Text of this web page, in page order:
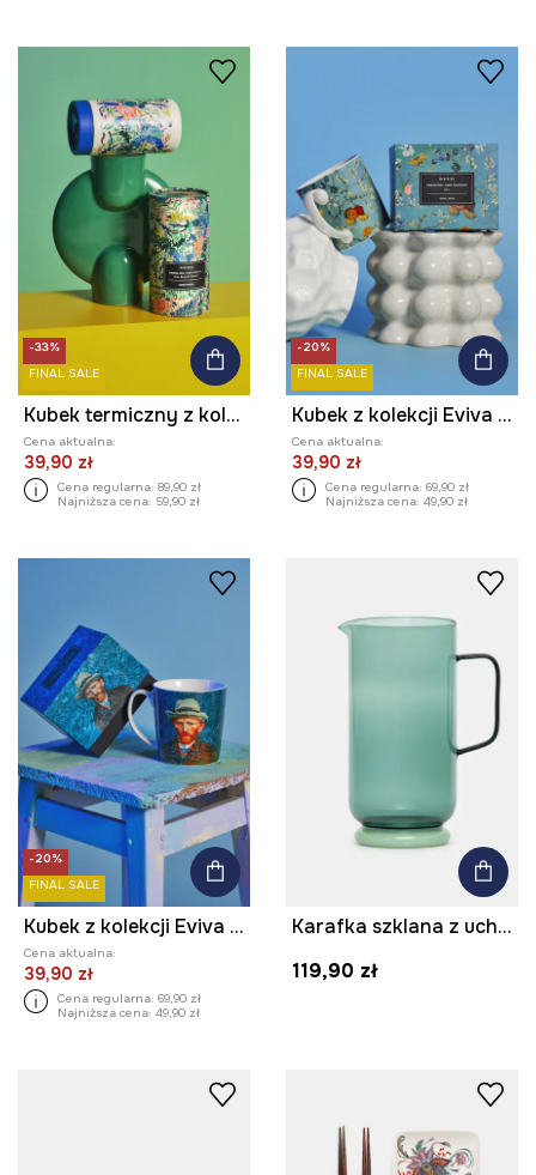
-33%
FINAL SALE
Kubek termiczny z kolekcji Eviva L'arte 480 ml
Cena aktualna:
39,90 zł
Cena regularna: 89,90 zł
Najniższa cena: 59,90 zł
-20%
FINAL SALE
Kubek z kolekcji Eviva L'arte 460 ml
Cena aktualna:
39,90 zł
Cena regularna: 69,90 zł
Najniższa cena: 49,90 zł
-20%
FINAL SALE
Kubek z kolekcji Eviva L'arte 460 ml
Cena aktualna:
39,90 zł
Cena regularna: 69,90 zł
Najniższa cena: 49,90 zł
Karafka szklana z uchwytem
119,90 zł